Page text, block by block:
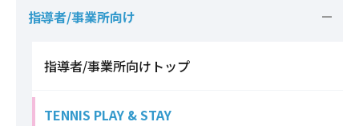
指導者/事業所向け
指導者/事業所向けトップ
TENNIS PLAY & STAY